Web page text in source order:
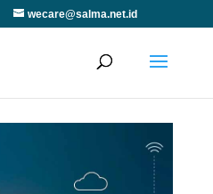
wecare@salma.net.id